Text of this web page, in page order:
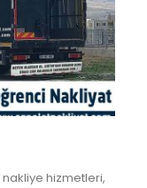
hizmetleri,